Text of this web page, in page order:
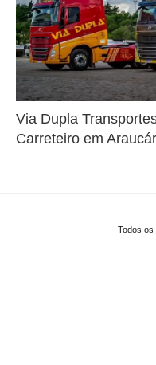
Via Dupla
Carreteiro em
Todos os